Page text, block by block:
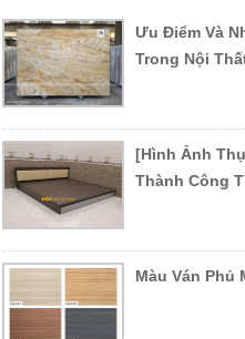
Ưu Điểm Và
Trong Nội
[Hình Ảnh
Thành Công
Màu Ván Phủ